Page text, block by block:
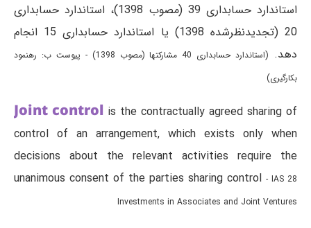
استاندارد حسابداری 39 (مصوب 1398)، استاندارد حسابداری
20 (تجدیدنظرشده 1398) یا استاندارد حسابداری 15 انجام
دهد.
(استاندارد حسابداری 40 مشارکتها (مصوب 1398) - پیوست ب: رهنمود
بکارگیری)
Joint control is the contractually agreed sharing of
control of an arrangement, which exists only when
decisions about the relevant activities require the
unanimous consent of the parties sharing control- IAS 28
Investments in Associates and Joint Ventures